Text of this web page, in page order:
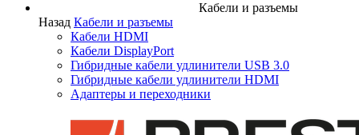
Кабели и разъемы
Назад Кабели и разъемы
Кабели HDMI
Кабели DisplayPort
Гибридные кабели удлинители USB 3.0
Гибридные кабели удлинители HDMI
Адаптеры и переходники